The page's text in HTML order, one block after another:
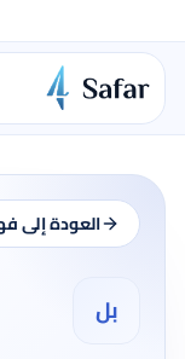
العودة إلى
بل